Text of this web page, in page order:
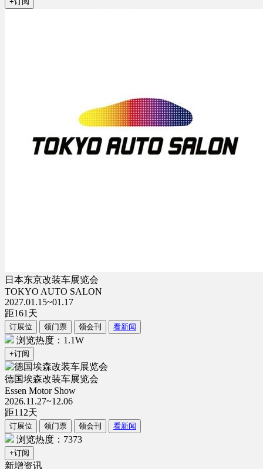
日本东京改装车展览会
TOKYO AUTO SALON
2027.01.15~01.17
距161 天
订展位 领门票 领会刊 看新闻
浏览热度：1.1W
+订阅
德国埃森改装车展览会
Essen Motor Show
2026.11.27~12.06
距112天
订展位 领门票 领会刊 看新闻
浏览热度：7373
+订阅
新增资讯